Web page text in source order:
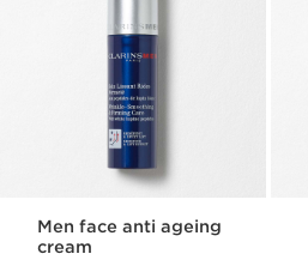
Men face anti ageing
cream